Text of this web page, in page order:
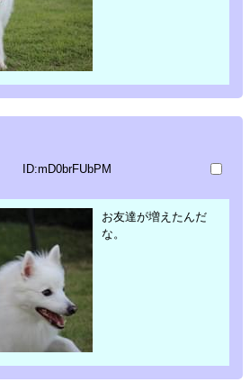
ID:mD0brFUbPM
お友達が増えたんだ
な。